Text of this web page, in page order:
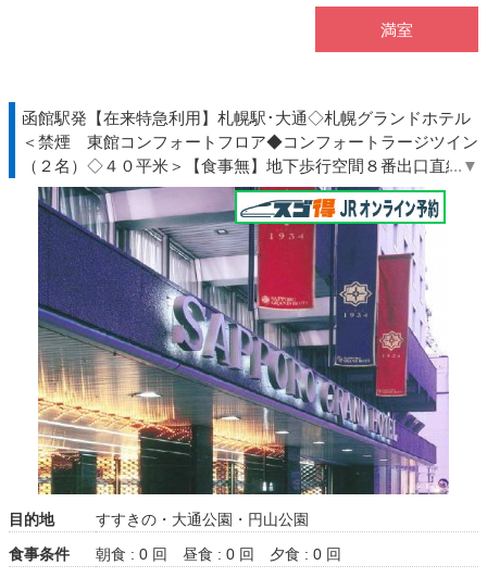
満室
函館駅発【在来特急利用】札幌駅･大通◇札幌グランドホテル
＜禁煙 東館コンフォートフロア◆コンフォートラージツイン
（２名）◇４０平米＞【食事無】地下歩行空間８番出口直結◆
北海道◇ＪＲきっぷ駅受取
目的地
すすきの・大通公園・円山公園
食事条件
朝食 : 0 回 昼食 : 0 回
夕食 : 0 回